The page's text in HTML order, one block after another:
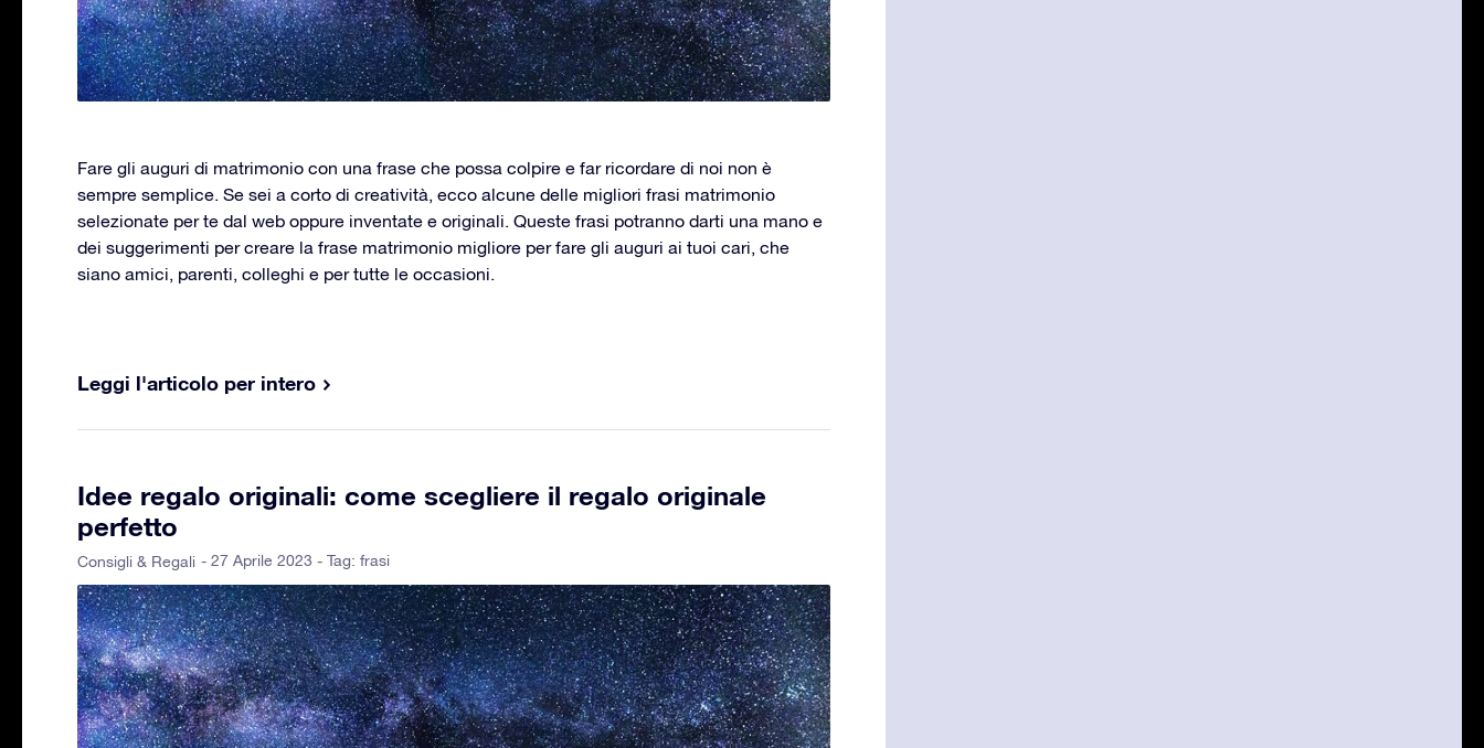
Fare gli auguri di matrimonio con una frase che possa colpire e far ricordare di noi non è
sempre semplice. Se sei a corto di creatività, ecco alcune delle migliori frasi matrimonio
selezionate per te dal web oppure inventate e originali. Queste frasi potranno darti una mano e
dei suggerimenti per creare la frase matrimonio migliore per fare gli auguri ai tuoi cari, che
siano amici, parenti, colleghi e per tutte le occasioni.
Leggi l'articolo per intero
Idee regalo originali: come scegliere il regalo originale
perfetto
Consigli & Regali - 27 Aprile 2023 - Tag: frasi